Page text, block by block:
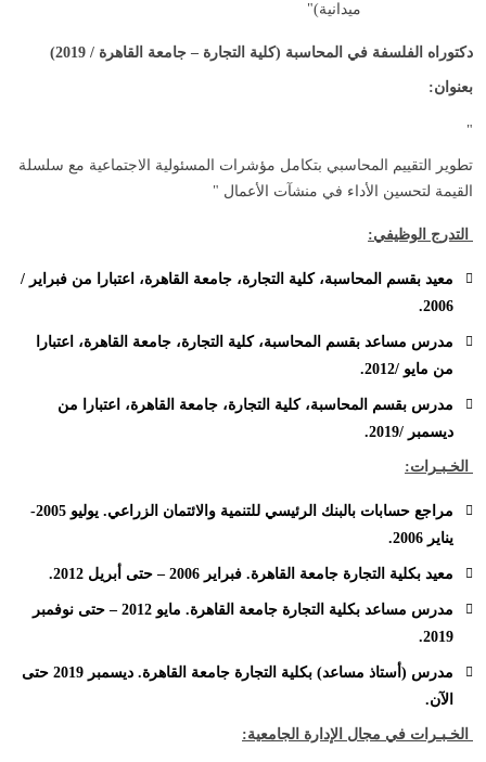
ميدانية)"
دكتوراه الفلسفة في المحاسبة (كلية التجارة – جامعة القاهرة / 2019)
بعنوان:
"
تطوير التقييم المحاسبي بتكامل مؤشرات المسئولية الاجتماعية مع سلسلة
القيمة لتحسين الأداء في منشآت الأعمال "
التدرج الوظيفي:
معيد بقسم المحاسبة، كلية التجارة، جامعة القاهرة، اعتبارا من فبراير /
2006.
مدرس مساعد بقسم المحاسبة، كلية التجارة، جامعة القاهرة، اعتبارا
من مايو /2012.
مدرس بقسم المحاسبة، كلية التجارة، جامعة القاهرة، اعتبارا من
ديسمبر /2019.
الخـبـرات:
مراجع حسابات بالبنك الرئيسي للتنمية والائتمان الزراعي. يوليو 2005-
يناير 2006.
معيد بكلية التجارة جامعة القاهرة. فبراير 2006 – حتى أبريل 2012.
مدرس مساعد بكلية التجارة جامعة القاهرة. مايو 2012 – حتى نوفمبر
2019.
مدرس (أستاذ مساعد) بكلية التجارة جامعة القاهرة. ديسمبر 2019 حتى
الآن.
الخـبـرات في مجال الإدارة الجامعية: